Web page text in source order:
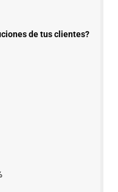
de tus clientes?